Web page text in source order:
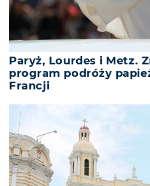
Paryż, Lourdes i Metz.
program podróży
Francji